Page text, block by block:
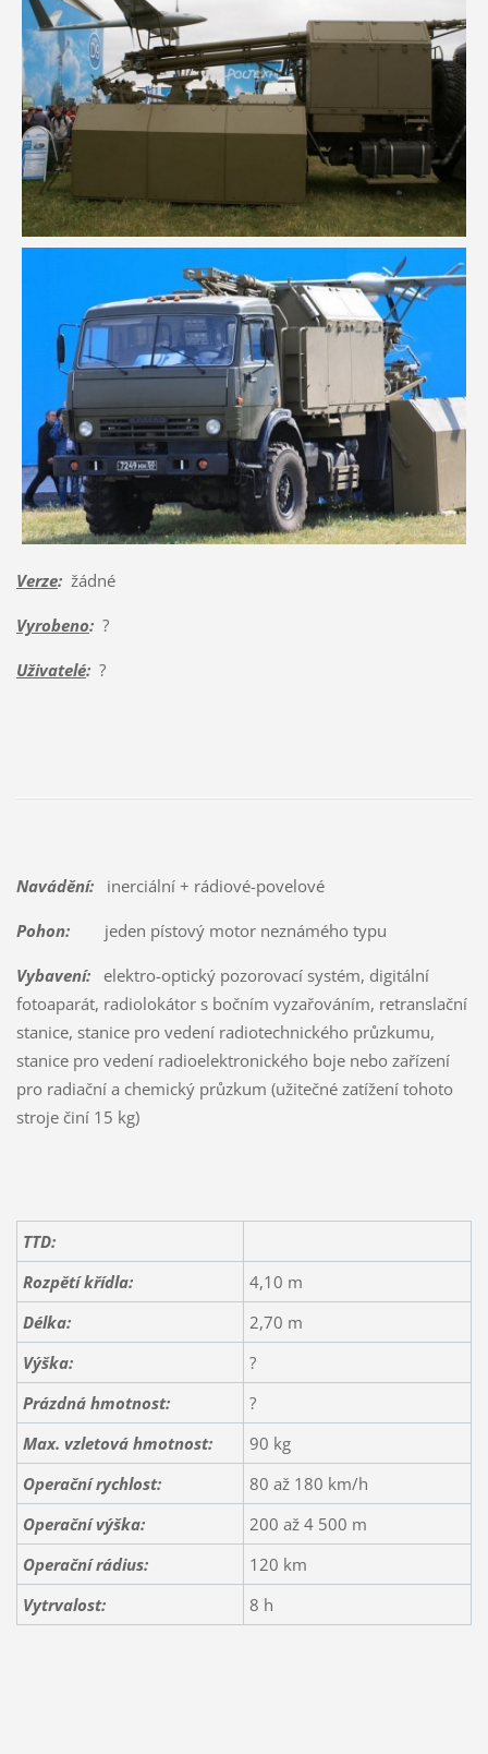
Verze:žádné
Vyrobeno:?
Uživatelé:?
Navádění:inerciální + rádiové-povelové
Pohon:jeden pístový motor neznámého typu
Vybavení:elektro-optický pozorovací systém, digitální
fotoaparát, radiolokátor s bočním vyzařováním, retranslační
stanice, stanice pro vedení radiotechnického průzkumu,
stanice pro vedení radioelektronického boje nebo zařízení
pro radiační a chemický průzkum (užitečné zatížení tohoto
stroje činí 15 kg)
TTD:
Rozpětí křídla:
4,10 m
Délka:
2,70 m
Výška:
?
Prázdná hmotnost:
?
Max. vzletová hmotnost:
90 kg
Operační rychlost:
80 až 180 km/h
Operační výška:
200 až 4 500 m
Operační rádius:
120 km
Vytrvalost:
8 h